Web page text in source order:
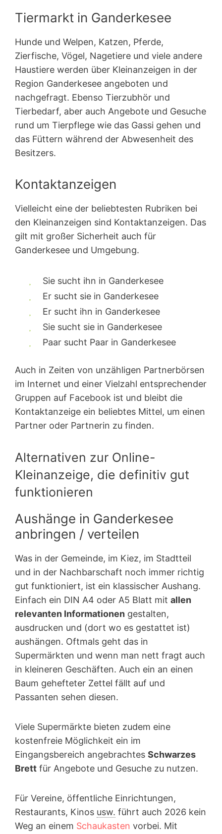
Tiermarkt in Ganderkesee
Hunde und Welpen, Katzen, Pferde,
Zierfische, Vögel, Nagetiere und viele andere
Haustiere werden über Kleinanzeigen in der
Region Ganderkesee angeboten und
nachgefragt. Ebenso Tierzubhör und
Tierbedarf, aber auch Angebote und Gesuche
rund um Tierpflege wie das Gassi gehen und
das Füttern während der Abwesenheit des
Besitzers.
Kontaktanzeigen
Vielleicht eine der beliebtesten Rubriken bei
den Kleinanzeigen sind Kontakt­anzeigen. Das
gilt mit großer Sicherheit auch für
Ganderkesee und Umgebung.
Sie sucht ihn in Ganderkesee
Er sucht sie in Ganderkesee
Er sucht ihn in Ganderkesee
Sie sucht sie in Ganderkesee
Paar sucht Paar in Ganderkesee
Auch in Zeiten von unzähligen Partnerbörsen
im Internet und einer Vielzahl entsprechender
Gruppen auf Facebook ist und bleibt die
Kontaktanzeige ein beliebtes Mittel, um einen
Partner oder Partnerin zu finden.
Alternativen zur Online-
Kleinanzeige, die definitiv gut
funktionieren
Aushänge in Ganderkesee
anbringen / verteilen
Was in der Gemeinde, im Kiez, im Stadtteil
und in der Nachbarschaft noch immer richtig
gut funktioniert, ist ein klassischer Aushang.
Einfach ein DIN A4 oder A5 Blatt mit allen
relevanten Informationen gestalten,
ausdrucken und (dort wo es gestattet ist)
aushängen. Oftmals geht das in
Supermärkten und wenn man nett fragt auch
in kleineren Geschäften. Auch ein an einen
Baum gehefteter Zettel fällt auf und
Passanten sehen diesen.
Viele Supermärkte bieten zudem eine
kostenfreie Möglichkeit ein im
Eingangsbereich angebrachtes Schwarzes
Brett für Angebote und Gesuche zu nutzen.
Für Vereine, öffentliche Einrichtungen,
Restaurants, Kinos usw. führt auch 2026 kein
Weg an einem Schaukasten vorbei. Mit